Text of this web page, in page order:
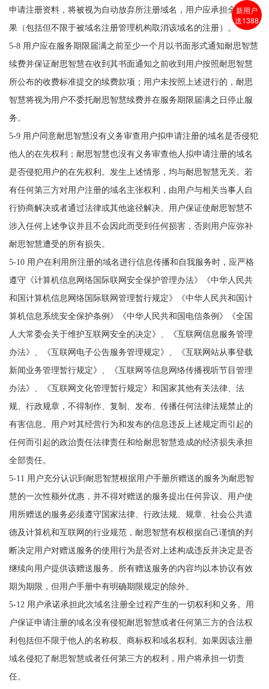
申请注册资料，将被视为自动放弃所注册域名，用户应承担全部后
果（包括但不限于被域名注册管理机构取消该域名的注册）。
5-8 用户应在服务期限届满之前至少一个月以书面形式通知耐思智慧
续费并保证耐思智慧在收到其书面通知之前收到用户按照耐思智慧
所公布的收费标准提交的续费款项；用户未按照上述进行的，耐思
智慧将视为用户不委托耐思智慧续费并在服务期限届满之日停止服
务。
5-9 用户同意耐思智慧没有义务审查用户拟申请注册的域名是否侵犯
他人的在先权利；耐思智慧也没有义务审查他人拟申请注册的域名
是否侵犯用户的在先权利。发生上述情形，均与耐思智慧无关。若
有任何第三方对用户注册的域名主张权利，由用户与相关当事人自
行协商解决或者通过法律或其他途径解决。用户保证使耐思智慧不
涉入任何上述争议并且不会因此而受到任何损害，否则用户应弥补
耐思智慧遭受的所有损失。
5-10 用户在利用所注册的域名进行信息传播和自我服务时，应严格
遵守《计算机信息网络国际联网安全保护管理办法》《中华人民共
和国计算机信息网络国际联网管理暂行规定》《中华人民共和国计
算机信息系统安全保护条例》《中华人民共和国电信条例》《全国
人大常委会关于维护互联网安全的决定》、《互联网信息服务管理
办法》、《互联网电子公告服务管理规定》、《互联网站从事登载
新闻业务管理暂行规定》、《互联网等信息网络传播视听节目管理
办法》、《互联网文化管理暂行规定》和国家其他有关法律、法
规、行政规章，不得制作、复制、发布、传播任何法律法规禁止的
有害信息。用户对其经营行为和发布的信息违反上述规定而引起的
任何而引起的政治责任法律责任和给耐思智慧造成的经济损失承担
全部责任。
5-11 用户充分认识到耐思智慧根据用户手册所赠送的服务为耐思智
慧的一次性额外优惠，并不得对赠送的服务提出任何异议。用户使
用所赠送的服务必须遵守国家法律、行政法规、规章、社会公共道
德及计算机和互联网的行业规范，耐思智慧有权根据自己谨慎的判
断决定用户对赠送服务的使用行为是否对上述构成违反并决定是否
继续向用户提供该赠送服务。所有赠送服务的内容均以本协议有效
期为期限，但用户手册中有明确期限规定的除外。
5-12 用户承诺承担此次域名注册全过程产生的一切权利和义务。用
户保证申请注册的域名没有侵犯耐思智慧或者任何第三方的合法权
利包括但不限于他人的名称权、商标权和域名权利。如果因该注册
域名侵犯了耐思智慧或者任何第三方的权利，用户将承担一切责
任。
新用户
送1388